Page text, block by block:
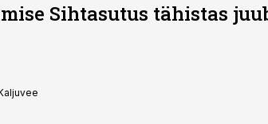
Sihtasutus tähistas